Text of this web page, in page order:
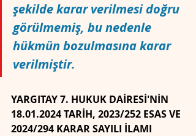
şekilde karar verilmesi doğru
görülmemiş, bu nedenle
hükmün bozulmasına karar
verilmiştir.
YARGITAY 7. HUKUK DAİRESİ'NİN
18.01.2024 TARİH, 2023/252 ESAS VE
2024/294 KARAR SAYILI İLAMI